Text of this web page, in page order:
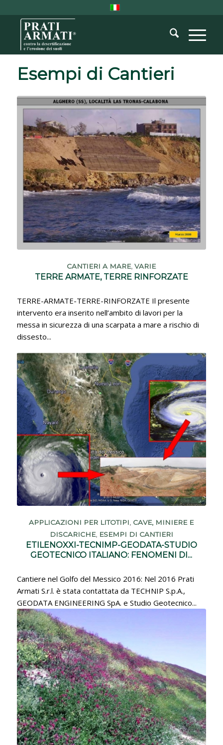
Esempi di Cantieri
CANTIERI A MARE,VARIE
TERRE ARMATE, TERRE RINFORZATE
TERRE-ARMATE-TERRE-RINFORZATE Il presente
intervento era inserito nell’ambito di lavori per la
messa in sicurezza di una scarpata a mare a rischio di
dissesto...
APPLICAZIONI PER LITOTIPI, CAVE, MINIERE E
DISCARICHE, ESEMPI DI CANTIERI
ETILENOXXI-TECNIMP-GEODATA-STUDIO
GEOTECNICO ITALIANO: FENOMENI DI...
Cantiere nel Golfo del Messico 2016: Nel 2016 Prati
Armati S.r.l. è stata contattata da TECHNIP S.p.A.,
GEODATA ENGINEERING SpA. e Studio Geotecnico...